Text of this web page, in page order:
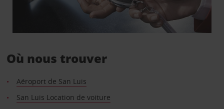
Où nous trouver
Aéroport de San Luis
San Luis Location de voiture